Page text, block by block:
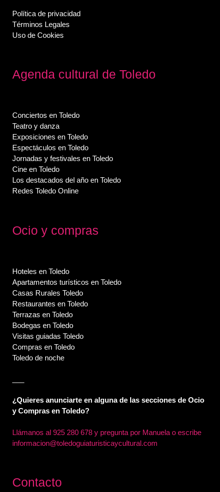
Política de privacidad
Términos Legales
Uso de Cookies
Agenda cultural de Toledo
Conciertos en Toledo
Teatro y danza
Exposiciones en Toledo
Espectáculos en Toledo
Jornadas y festivales en Toledo
Cine en Toledo
Los destacados del año en Toledo
Redes Toledo Online
Ocio y compras
Hoteles en Toledo
Apartamentos turísticos en Toledo
Casas Rurales Toledo
Restaurantes en Toledo
Terrazas en Toledo
Bodegas en Toledo
Visitas guiadas Toledo
Compras en Toledo
Toledo de noche
¿Quieres anunciarte en alguna de las secciones de Ocio
y Compras en Toledo?
Llámanos al925 280 678 y pregunta por Manuela o escribe
informacion@toledoguiaturisticaycultural.com
Contacto